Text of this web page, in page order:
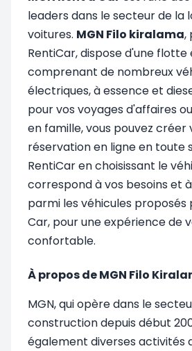
leaders dans le secteur de la
voitures. MGN Filo kiralama,
RentiCar, dispose d'une flotte
comprenant de nombreux
électriques, à essence et
pour vos voyages d'affaires
en famille, vous pouvez créer
réservation en ligne en toute
RentiCar en choisissant le
correspond à vos besoins et
parmi les véhicules proposés
Car, pour une expérience de
confortable.
À propos de MGN Filo
MGN, qui opère dans le
construction depuis début
également diverses activités